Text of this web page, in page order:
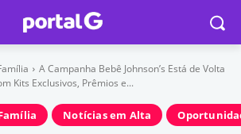
A Campanha Bebê Johnson’s Está de Volta
Kits Exclusivos, Prêmios e...
Notícias em Alta